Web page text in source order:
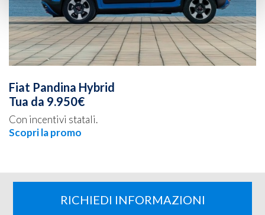
Fiat Pandina Hybrid
Tua da 9.950€
Con incentivi statali.
Scopri la promo
RICHIEDI INFORMAZIONI